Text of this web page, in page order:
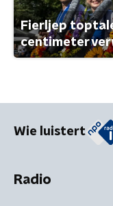
Fierljep
centimeter
Wie luistert
Radio